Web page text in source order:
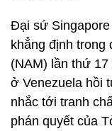
Đại sứ Singapore
khẳng định trong
(NAM) lần thứ
ở Venezuela hồi
nhắc tới tranh
phán quyết của